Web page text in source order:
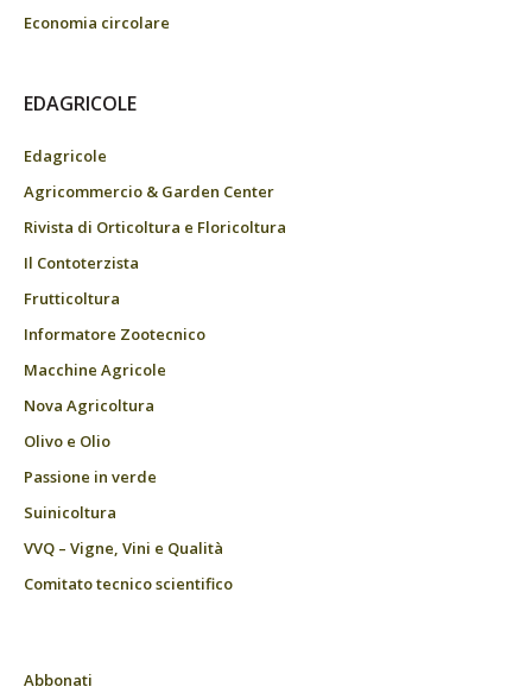
Economia circolare
EDAGRICOLE
Edagricole
Agricommercio & Garden Center
Rivista di Orticoltura e Floricoltura
Il Contoterzista
Frutticoltura
Informatore Zootecnico
Macchine Agricole
Nova Agricoltura
Olivo e Olio
Passione in verde
Suinicoltura
VVQ – Vigne, Vini e Qualità
Comitato tecnico scientifico
Abbonati